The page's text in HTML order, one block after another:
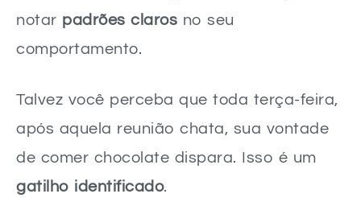
notar padrões claros no seu
comportamento.
Talvez você perceba que toda terça-feira,
após aquela reunião chata, sua vontade
de comer chocolate dispara. Isso é um
gatilho identificado.